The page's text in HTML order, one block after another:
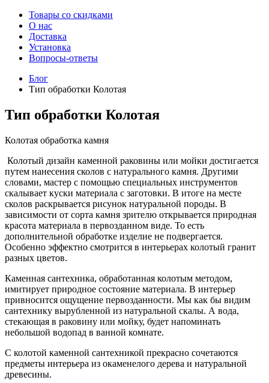
Товары со скидками
О нас
Доставка
Установка
Вопросы-ответы
Блог
Тип обработки Колотая
Тип обработки Колотая
Колотая обработка камня
Колотый дизайн каменной раковины или мойки достигается
путем нанесения сколов с натурального камня. Другими
словами, мастер с помощью специальных инструментов
скалывает куски материала с заготовки. В итоге на месте
сколов раскрывается рисунок натуральной породы. В
зависимости от сорта камня зрителю открывается природная
красота материала в первозданном виде. То есть
дополнительной обработке изделие не подвергается.
Особенно эффектно смотрится в интерьерах колотый гранит
разных цветов.
Каменная сантехника, обработанная колотым методом,
имитирует природное состояние материала. В интерьер
привносится ощущение первозданности. Мы как бы видим
сантехнику вырубленной из натуральной скалы. А вода,
стекающая в раковину или мойку, будет напоминать
небольшой водопад в ванной комнате.
С колотой каменной сантехникой прекрасно сочетаются
предметы интерьера из окаменелого дерева и натуральной
древесины.